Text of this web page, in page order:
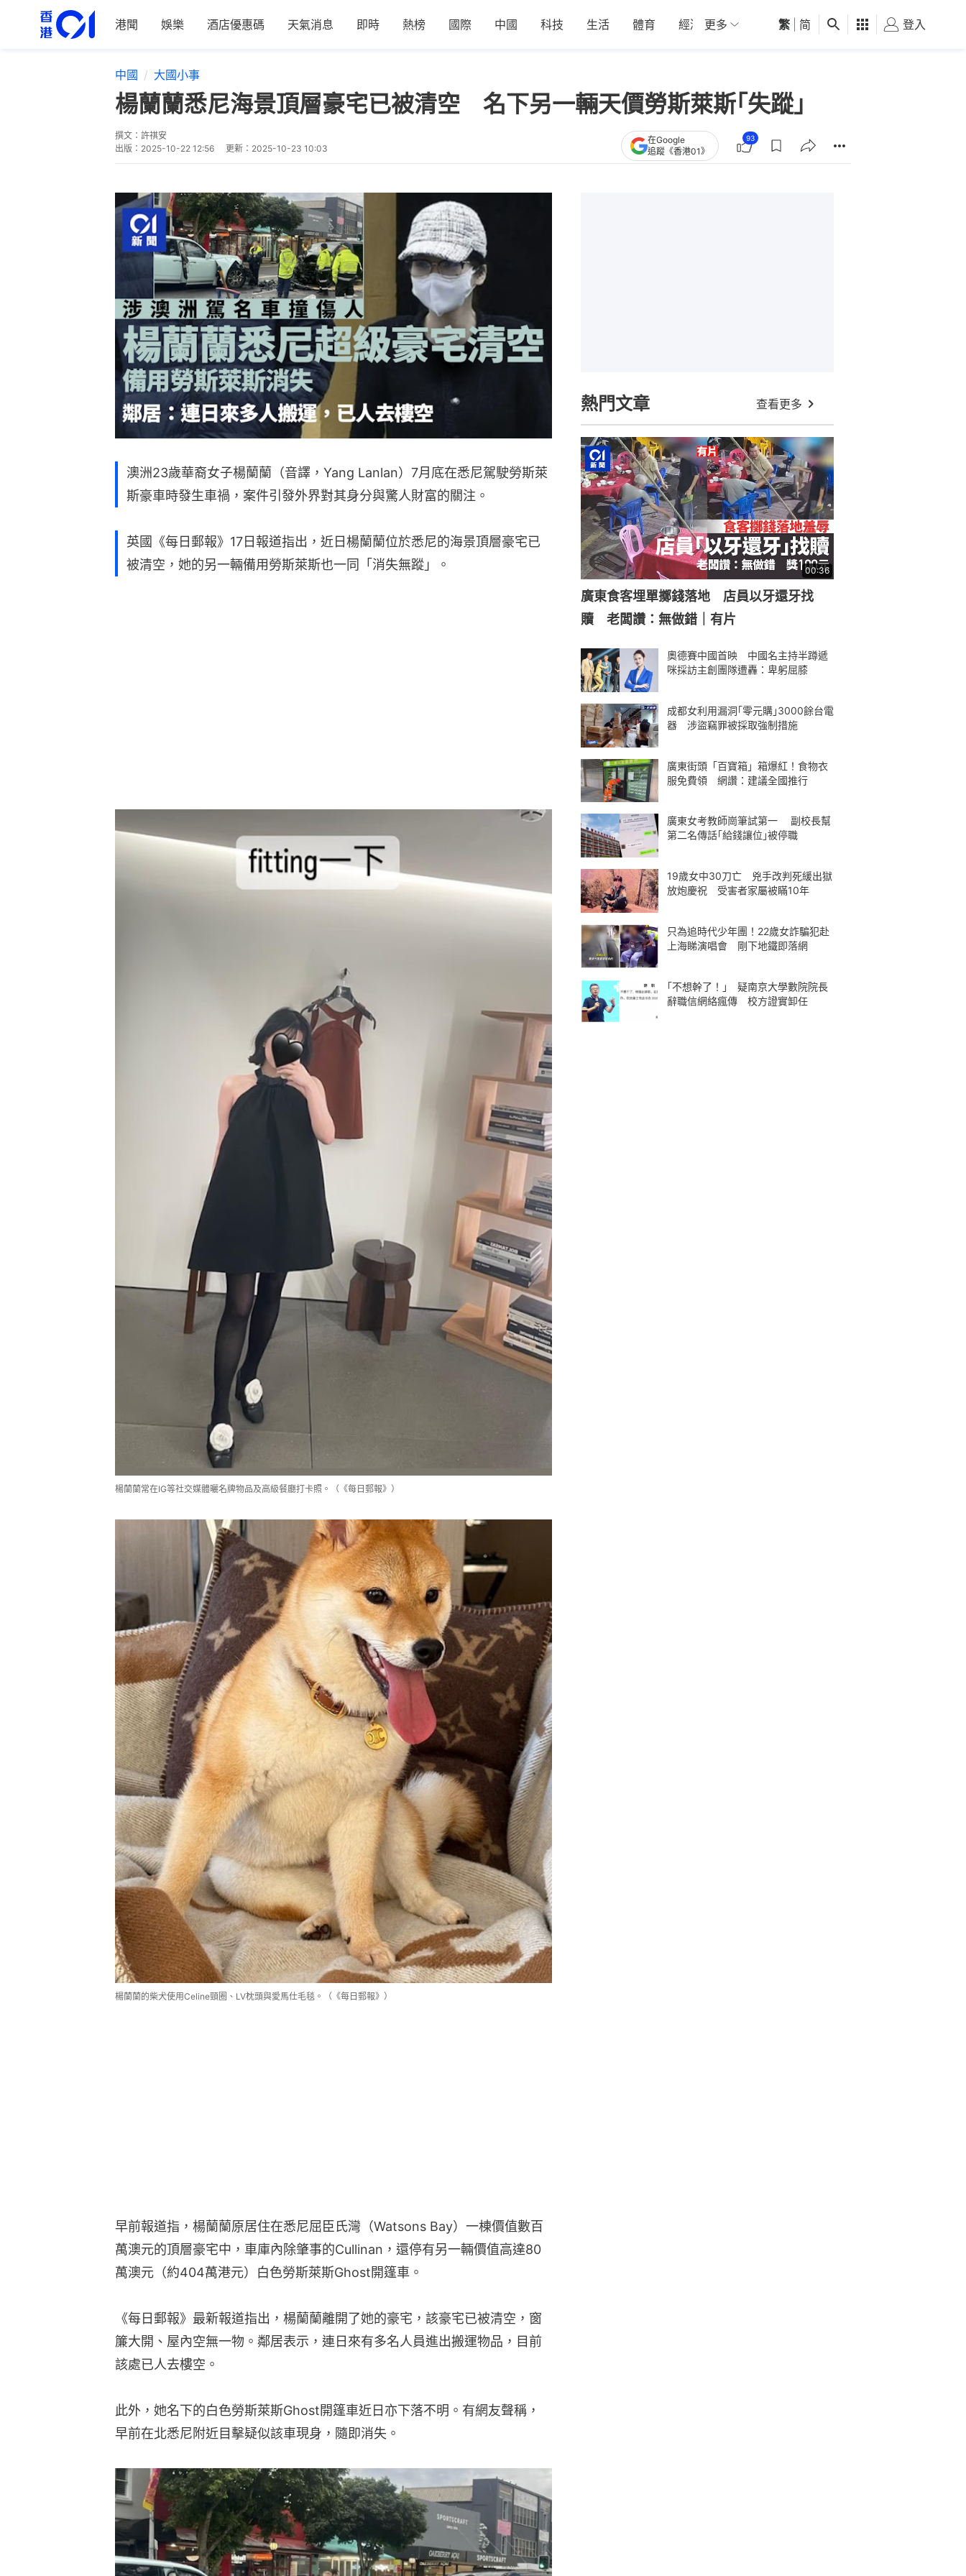
港聞 娛樂 酒店優惠碼 天氣消息 即時 熱榜 國際 中國 科技 生活 體育 經濟 01深圳 觀點 健康 好食玩飛
更多 繁 简 登入
中國 大國小事
楊蘭蘭悉尼海景頂層豪宅已被清空 名下另一輛天價勞斯萊斯｢失蹤｣
撰文： 許祺安
出版： 2025-10-22 12:56 更新： 2025-10-23 10:03
在Google
追蹤《香港01》
93
澳洲23歲華裔女子楊蘭蘭（音譯，Yang Lanlan）7月底在悉尼駕駛勞斯萊
斯豪車時發生車禍，案件引發外界對其身分與驚人財富的關注。
英國《每日郵報》17日報道指出，近日楊蘭蘭位於悉尼的海景頂層豪宅已
被清空，她的另一輛備用勞斯萊斯也一同「消失無蹤」。
楊蘭蘭常在IG等社交媒體曬名牌物品及高級餐廳打卡照。（《每日郵報》）
楊蘭蘭的柴犬使用Celine頸圈、LV枕頭與愛馬仕毛毯。（《每日郵報》）
早前報道指，楊蘭蘭原居住在悉尼屈臣氏灣（Watsons Bay）一棟價值數百
萬澳元的頂層豪宅中，車庫內除肇事的Cullinan，還停有另一輛價值高達80
萬澳元（約404萬港元）白色勞斯萊斯Ghost開篷車。
《每日郵報》最新報道指出，楊蘭蘭離開了她的豪宅，該豪宅已被清空，窗
簾大開、屋內空無一物。鄰居表示，連日來有多名人員進出搬運物品，目前
該處已人去樓空。
此外，她名下的白色勞斯萊斯Ghost開篷車近日亦下落不明。有網友聲稱，
早前在北悉尼附近目擊疑似該車現身，隨即消失。
熱門文章 查看更多
00:36
廣東食客埋單擲錢落地 店員以牙還牙找
贖 老闆讚：無做錯｜有片
奧德賽中國首映 中國名主持半蹲遞
咪採訪主創團隊遭轟：卑躬屈膝
成都女利用漏洞｢零元購｣3000餘台電
器 涉盜竊罪被採取強制措施
廣東街頭「百寶箱」箱爆紅！食物衣
服免費領 網讚：建議全國推行
廣東女考教師崗筆試第一 副校長幫
第二名傳話｢給錢讓位｣被停職
19歲女中30刀亡 兇手改判死緩出獄
放炮慶祝 受害者家屬被瞞10年
只為追時代少年團！22歲女詐騙犯赴
上海睇演唱會 剛下地鐵即落網
｢不想幹了！｣ 疑南京大學數院院長
辭職信網絡瘋傳 校方證實卸任